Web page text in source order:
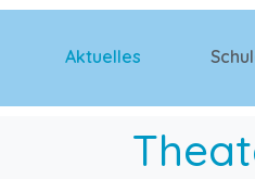
Aktuelles